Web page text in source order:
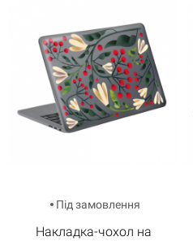
Під замовлення
Накладка-чохол на